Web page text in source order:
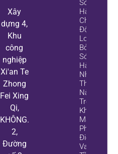
Xây
dựng 4,
Khu
công
nghiệp
Xi'an Te
Zhong
Fei Xing
Qi,
KHÔNG.
2,
Đường
Sóng
Hài
Chủ
Động
Loại
Bỏ
Sóng
Hài
Như
Thế
Nào
Trong
Khi
Máy
Phát
Điện
Var